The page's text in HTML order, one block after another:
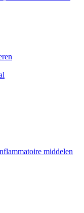
middelen